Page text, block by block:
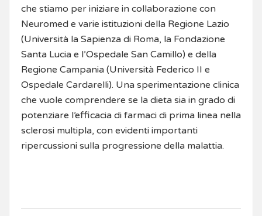
che stiamo per iniziare in collaborazione con
Neuromed e varie istituzioni della Regione Lazio
(Università la Sapienza di Roma, la Fondazione
Santa Lucia e l’Ospedale San Camillo) e della
Regione Campania (Università Federico II e
Ospedale Cardarelli). Una sperimentazione clinica
che vuole comprendere se la dieta sia in grado di
potenziare l’efficacia di farmaci di prima linea nella
sclerosi multipla, con evidenti importanti
ripercussioni sulla progressione della malattia.